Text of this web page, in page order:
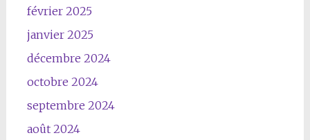
février 2025
janvier 2025
décembre 2024
octobre 2024
septembre 2024
août 2024